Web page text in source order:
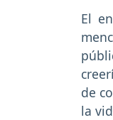
El
de
la